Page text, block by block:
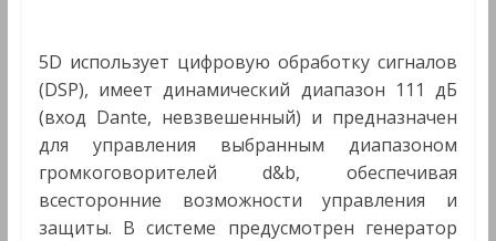
5D использует цифровую обработку сигналов
(DSP), имеет динамический диапазон 111 дБ
(вход Dante, невзвешенный) и предназначен
для управления выбранным диапазоном
громкоговорителей d&b, обеспечивая
всесторонние возможности управления и
защиты. В системе предусмотрен генератор